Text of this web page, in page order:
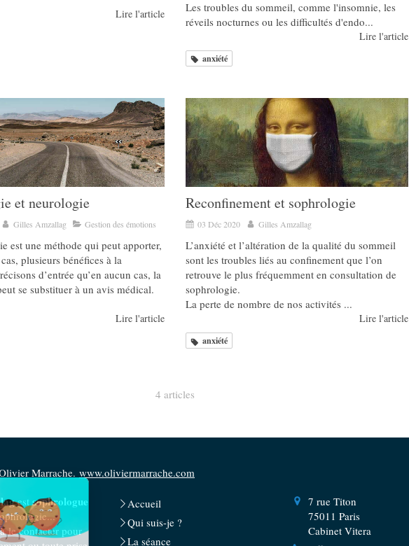
Lire l'article
Les troubles du sommeil, comme l'insomnie, les
réveils nocturnes ou les difficultés d'endo...
Lire l'article
anxiété
et neurologie
Gilles Amzallag Gestion des émotions
est une méthode qui peut apporter,
plusieurs bénéfices à la
d’entrée qu’en aucun cas, la
se substituer à un avis médical.
Lire l'article
Reconfinement et sophrologie
03 Déc 2020 Gilles Amzallag
L’anxiété et l’altération de la qualité du sommeil
sont les troubles liés au confinement que l’on
retrouve le plus fréquemment en consultation de
sophrologie.
La perte de nombre de nos activités ...
Lire l'article
anxiété
4 articles
Marrache. www.oliviermarrache.com
estsophrologue
le contacter pour
Accueil
Qui suis-je ?
La séance
7 rue Titon
75011 Paris
Cabinet Vitera